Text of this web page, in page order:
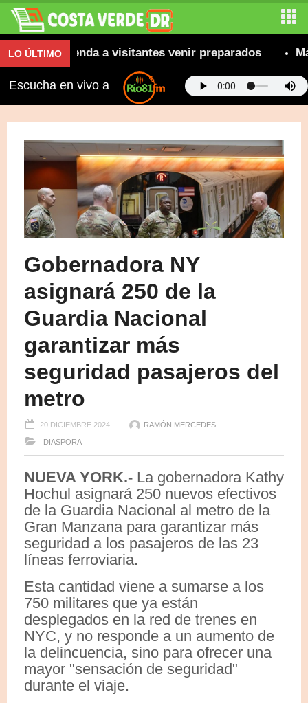
LO ÚLTIMO
recomienda a visitantes venir preparados
Escucha en vivo a
Gobernadora NY
asignará 250 de la
Guardia Nacional
garantizar más
seguridad pasajeros del
metro
20 DICIEMBRE 2024 RAMÓN MERCEDES
DIASPORA
NUEVA YORK.- La gobernadora Kathy
Hochul asignará 250 nuevos efectivos
de la Guardia Nacional al metro de la
Gran Manzana para garantizar más
seguridad a los pasajeros de las 23
líneas ferroviaria.
Esta cantidad viene a sumarse a los
750 militares que ya están
desplegados en la red de trenes en
NYC, y no responde a un aumento de
la delincuencia, sino para ofrecer una
mayor "sensación de seguridad"
durante el viaje.